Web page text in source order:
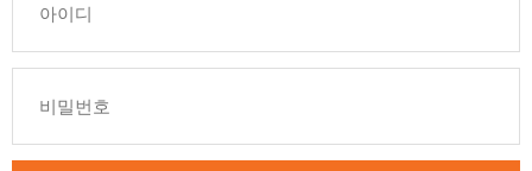
/home/login/public_html/application/controllers/member/
Line: 633
Function: view_print
File: /home/login/public_html/index.php
Function: require_once